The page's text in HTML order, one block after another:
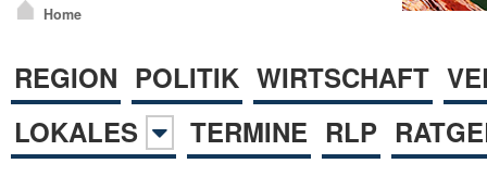
Home
REGION POLITIK WIRTSCHAFT
LOKALES
TERMINE RLP